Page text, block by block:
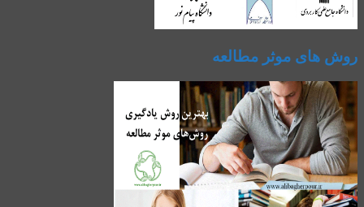
روش های موثر مطالعه